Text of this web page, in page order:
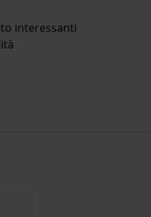
interessanti